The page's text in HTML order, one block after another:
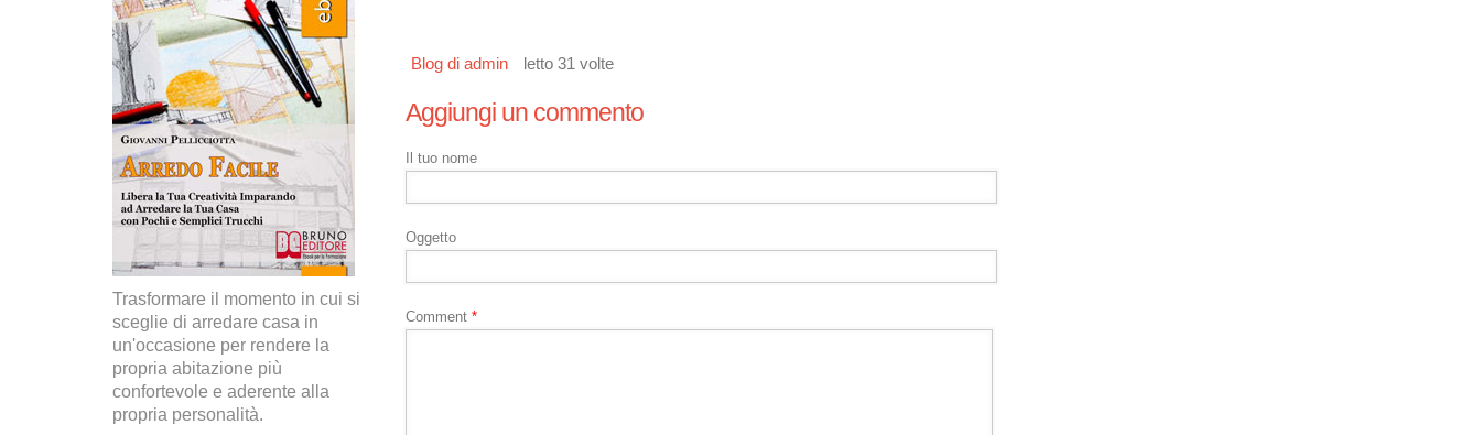
Trasformare il momento in cui si
sceglie di arredare casa in
un'occasione per rendere la
propria abitazione più
confortevole e aderente alla
propria personalità.
Blog di admin letto 31 volte
Aggiungi un commento
Il tuo nome
Oggetto
Comment *